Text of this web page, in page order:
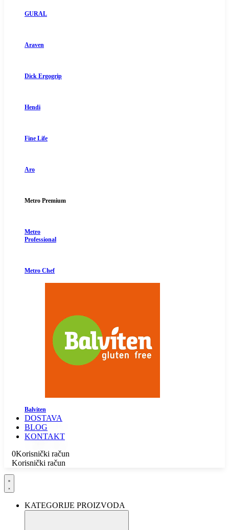
GURAL
Araven
Dick Ergogrip
Hendi
Fine Life
Aro
Metro Premium
Metro
Professional
Metro Chef
Balviten
DOSTAVA
BLOG
KONTAKT
0Korisnički račun
Korisnički račun
KATEGORIJE PROIZVODA